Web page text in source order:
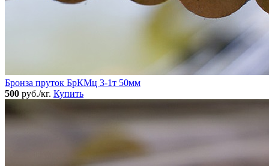
Бронза пруток БрКМц 3-1т 50мм
500 руб./кг. Купить